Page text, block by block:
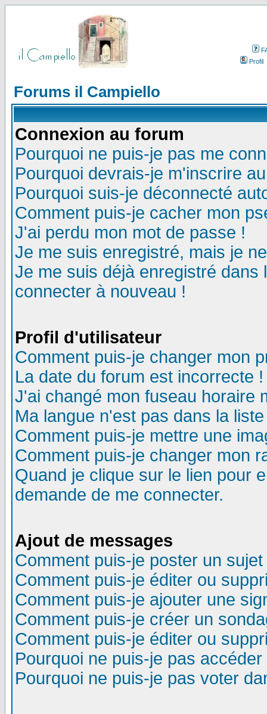
Profil
Forums il Campiello
Connexion au forum
Pourquoi ne puis-je pas me
Pourquoi devrais-je m'inscrire
Pourquoi suis-je déconnecté
Comment puis-je cacher mon
J'ai perdu mon mot de passe !
Je me suis enregistré, mais je
Je me suis déjà enregistré
connecter à nouveau !
Profil d'utilisateur
Comment puis-je changer mon
La date du forum est incorrecte !
J'ai changé mon fuseau horaire
Ma langue n'est pas dans la
Comment puis-je mettre une
Comment puis-je changer mon
Quand je clique sur le lien pour
demande de me connecter.
Ajout de messages
Comment puis-je poster un
Comment puis-je éditer ou
Comment puis-je ajouter une
Comment puis-je créer un
Comment puis-je éditer ou
Pourquoi ne puis-je pas
Pourquoi ne puis-je pas voter